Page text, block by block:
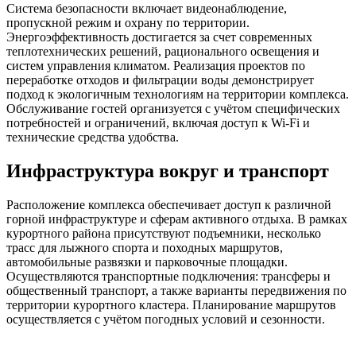
Система безопасности включает видеонаблюдение,
пропускной режим и охрану по территории.
Энергоэффективность достигается за счет современных
теплотехнических решений, рационального освещения и
систем управления климатом. Реализация проектов по
переработке отходов и фильтрации воды демонстрирует
подход к экологичным технологиям на территории комплекса.
Обслуживание гостей организуется с учётом специфических
потребностей и ограничений, включая доступ к Wi‑Fi и
технические средства удобства.
Инфраструктура вокруг и транспорт
Расположение комплекса обеспечивает доступ к различной
горной инфраструктуре и сферам активного отдыха. В рамках
курортного района присутствуют подъемники, несколько
трасс для лыжного спорта и походных маршрутов,
автомобильные развязки и парковочные площадки.
Осуществляются транспортные подключения: трансферы и
общественный транспорт, а также варианты передвижения по
территории курортного кластера. Планирование маршрутов
осуществляется с учётом погодных условий и сезонности.